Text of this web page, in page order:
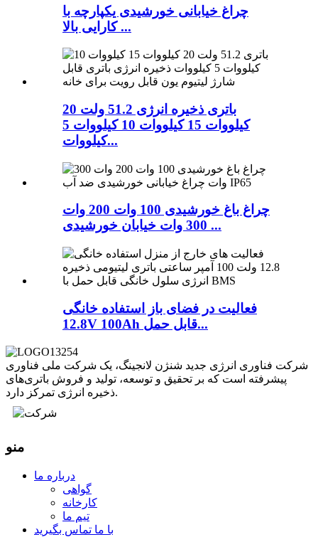
چراغ خیابانی خورشیدی یکپارچه با
کارایی بالا ...
باتری ذخیره انرژی 51.2 ولت 20
کیلووات 15 کیلووات 10 کیلووات 5
کیلووات...
چراغ باغ خورشیدی 100 وات 200 وات
300 وات خیابان خورشیدی ...
فعالیت در فضای باز استفاده خانگی
12.8V 100Ah قابل حمل...
شرکت فناوری انرژی جدید شنژن لانجینگ، یک شرکت ملی فناوری
پیشرفته است که بر تحقیق و توسعه، تولید و فروش باتری‌های
ذخیره انرژی تمرکز دارد.
منو
درباره ما
گواهی
کارخانه
تیم ما
با ما تماس بگیرید